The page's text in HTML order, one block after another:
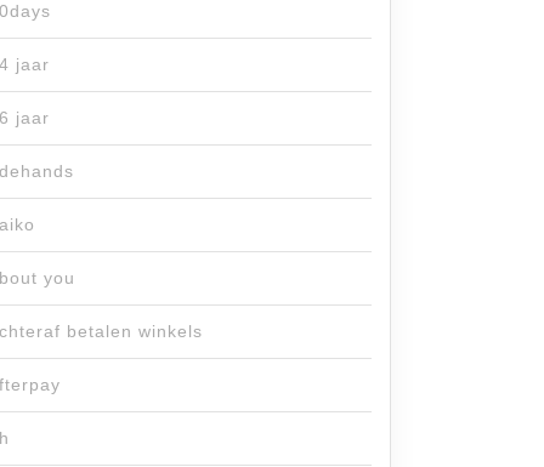
jaar
jaar
you
betalen winkels